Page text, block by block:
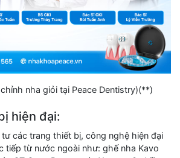
nha giỏi tại Peace Dentistry)(**)
hiện đại:
các trang thiết bị, công nghệ hiện đại
tiếp từ nước ngoài như: ghế nha Kavo